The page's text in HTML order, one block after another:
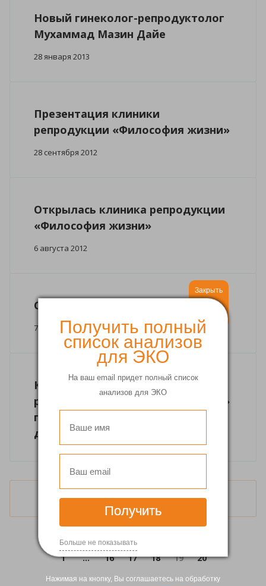
Получить полный
список анализов
для ЭКО
На ваш email придет полный список
анализов для ЭКО
Получить
Больше не показывать
Закрыть
Нажимая на кнопку, Вы соглашаетесь на обработку
Новый гинеколог-репродуктолог
Мухаммад Мазин Дайе
28 января 2013
Презентация клиники
репродукции «Философия жизни»
28 сентября 2012
Открылась клиника репродукции
«Философия жизни»
6 августа 2012
C 8 марта!
7 марта 2012
Команда специалистов клиники
репродукции «Философия жизни»
пополнилась еще одним
доктором.
Загрузить еще
1 ... 16 17 18 19 20